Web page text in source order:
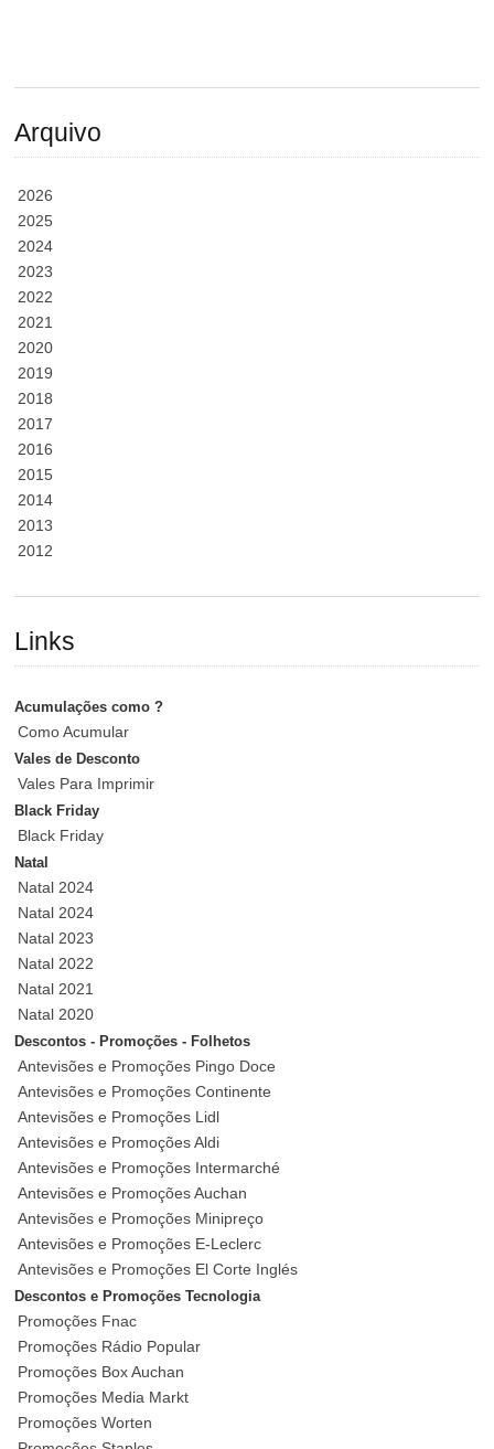
Arquivo
2026
2025
2024
2023
2022
2021
2020
2019
2018
2017
2016
2015
2014
2013
2012
Links
Acumulações como ?
Como Acumular
Vales de Desconto
Vales Para Imprimir
Black Friday
Black Friday
Natal
Natal 2024
Natal 2024
Natal 2023
Natal 2022
Natal 2021
Natal 2020
Descontos - Promoções - Folhetos
Antevisões e Promoções Pingo Doce
Antevisões e Promoções Continente
Antevisões e Promoções Lidl
Antevisões e Promoções Aldi
Antevisões e Promoções Intermarché
Antevisões e Promoções Auchan
Antevisões e Promoções Minipreço
Antevisões e Promoções E-Leclerc
Antevisões e Promoções El Corte Inglés
Descontos e Promoções Tecnologia
Promoções Fnac
Promoções Rádio Popular
Promoções Box Auchan
Promoções Media Markt
Promoções Worten